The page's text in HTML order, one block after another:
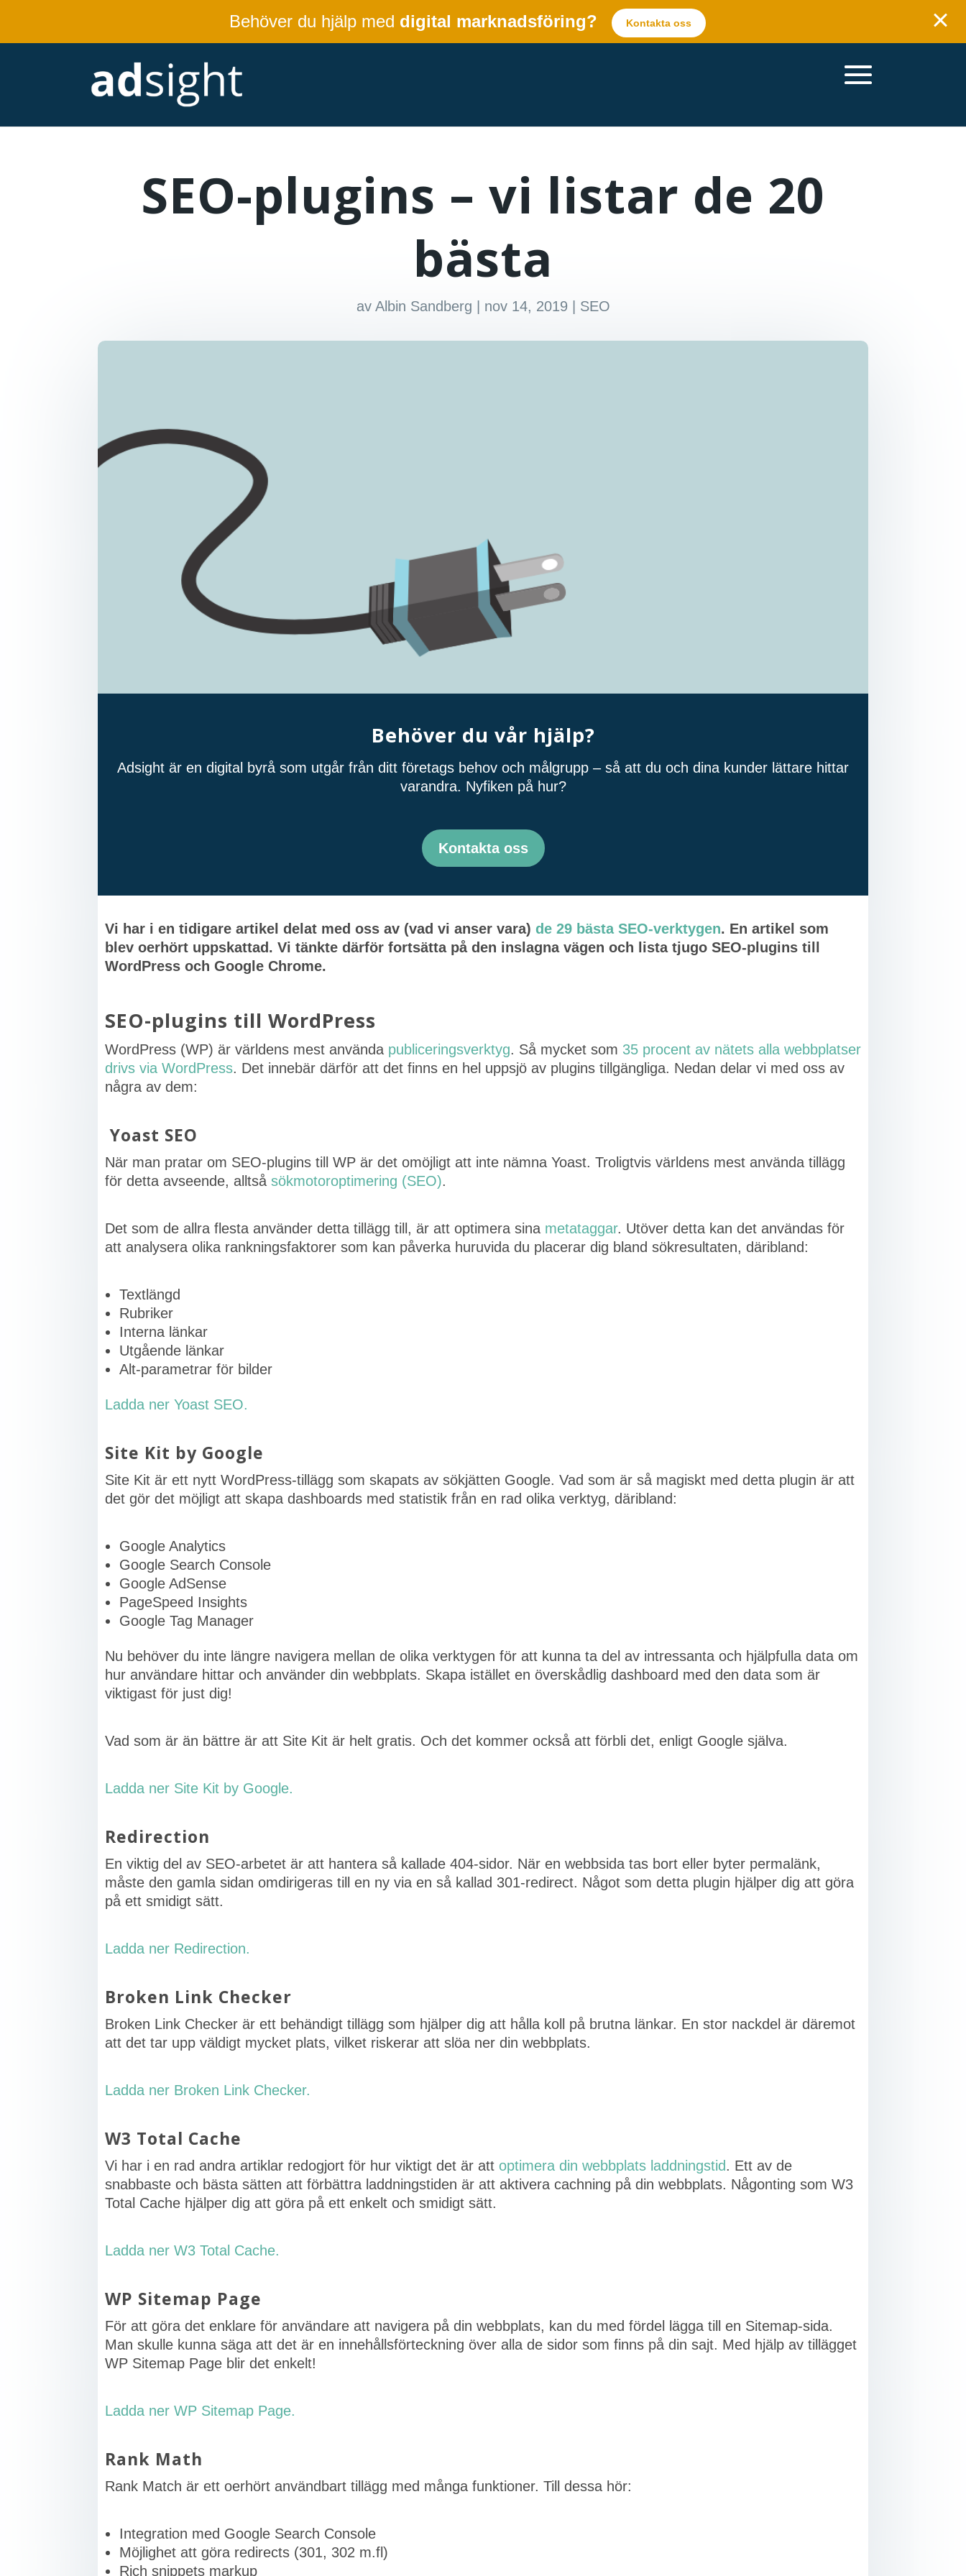
Behöver du hjälp med digital marknadsföring? Kontakta oss
SEO-plugins – vi listar de 20
bästa
av Albin Sandberg nov 14, 2019 SEO
Behöver du vår hjälp?
Adsight är en digital byrå som utgår från ditt företags behov och målgrupp – så att du och dina kunder lättare hittar
varandra. Nyfiken på hur?
Kontakta oss
Vi har i en tidigare artikel delat med oss av (vad vi anser vara) de 29 bästa SEO-verktygen. En artikel som
blev oerhört uppskattad. Vi tänkte därför fortsätta på den inslagna vägen och lista tjugo SEO-plugins till
WordPress och Google Chrome.
SEO-plugins till WordPress
WordPress (WP) är världens mest använda publiceringsverktyg. Så mycket som 35 procent av nätets alla webbplatser
drivs via WordPress. Det innebär därför att det finns en hel uppsjö av plugins tillgängliga. Nedan delar vi med oss av
några av dem:
Yoast SEO
När man pratar om SEO-plugins till WP är det omöjligt att inte nämna Yoast. Troligtvis världens mest använda tillägg
för detta avseende, alltså sökmotoroptimering (SEO).
Det som de allra flesta använder detta tillägg till, är att optimera sina metataggar. Utöver detta kan det användas för
att analysera olika rankningsfaktorer som kan påverka huruvida du placerar dig bland sökresultaten, däribland:
Textlängd
Rubriker
Interna länkar
Utgående länkar
Alt-parametrar för bilder
Ladda ner Yoast SEO.
Site Kit by Google
Site Kit är ett nytt WordPress-tillägg som skapats av sökjätten Google. Vad som är så magiskt med detta plugin är att
det gör det möjligt att skapa dashboards med statistik från en rad olika verktyg, däribland:
Google Analytics
Google Search Console
Google AdSense
PageSpeed Insights
Google Tag Manager
Nu behöver du inte längre navigera mellan de olika verktygen för att kunna ta del av intressanta och hjälpfulla data om
hur användare hittar och använder din webbplats. Skapa istället en överskådlig dashboard med den data som är
viktigast för just dig!
Vad som är än bättre är att Site Kit är helt gratis. Och det kommer också att förbli det, enligt Google själva.
Ladda ner Site Kit by Google.
Redirection
En viktig del av SEO-arbetet är att hantera så kallade 404-sidor. När en webbsida tas bort eller byter permalänk,
måste den gamla sidan omdirigeras till en ny via en så kallad 301-redirect. Något som detta plugin hjälper dig att göra
på ett smidigt sätt.
Ladda ner Redirection.
Broken Link Checker
Broken Link Checker är ett behändigt tillägg som hjälper dig att hålla koll på brutna länkar. En stor nackdel är däremot
att det tar upp väldigt mycket plats, vilket riskerar att slöa ner din webbplats.
Ladda ner Broken Link Checker.
W3 Total Cache
Vi har i en rad andra artiklar redogjort för hur viktigt det är att optimera din webbplats laddningstid. Ett av de
snabbaste och bästa sätten att förbättra laddningstiden är att aktivera cachning på din webbplats. Någonting som W3
Total Cache hjälper dig att göra på ett enkelt och smidigt sätt.
Ladda ner W3 Total Cache.
WP Sitemap Page
För att göra det enklare för användare att navigera på din webbplats, kan du med fördel lägga till en Sitemap-sida.
Man skulle kunna säga att det är en innehållsförteckning över alla de sidor som finns på din sajt. Med hjälp av tillägget
WP Sitemap Page blir det enkelt!
Ladda ner WP Sitemap Page.
Rank Math
Rank Match är ett oerhört användbart tillägg med många funktioner. Till dessa hör:
Integration med Google Search Console
Möjlighet att göra redirects (301, 302 m.fl)
Rich snippets markup